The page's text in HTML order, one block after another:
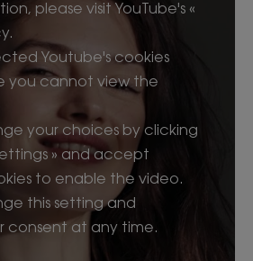
please visit YouTube's «
Youtube's cookies
you cannot view the
your choices by clicking
» and accept
to enable the video.
this setting and
consent at any time.